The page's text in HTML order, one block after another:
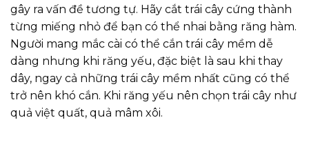
gây ra vấn đề tương tự. Hãy cắt trái cây cứng thành
từng miếng nhỏ để bạn có thể nhai bằng răng hàm.
Người mang mắc cài có thể cắn trái cây mềm dễ
dàng nhưng khi răng yếu, đặc biệt là sau khi thay
dây, ngay cả những trái cây mềm nhất cũng có thể
trở nên khó cắn. Khi răng yếu nên chọn trái cây như
quả việt quất, quả mâm xôi.